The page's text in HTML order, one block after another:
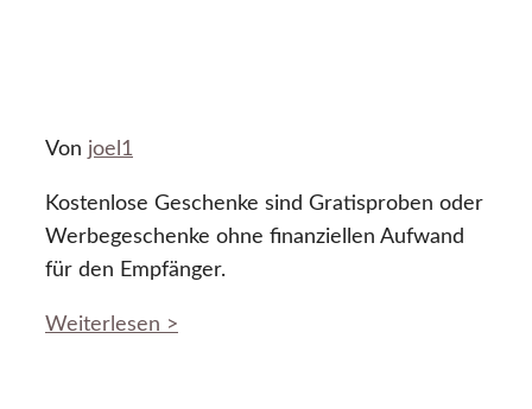
Von joel1
Kostenlose Geschenke sind Gratisproben oder
Werbegeschenke ohne finanziellen Aufwand
für den Empfänger.
Weiterlesen >